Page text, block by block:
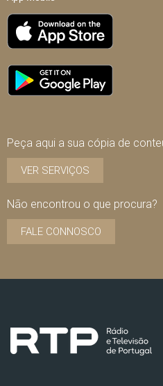
Peça aqui a sua cópia de
VER SERVIÇOS
Não encontrou o que procura?
FALE CONNOSCO